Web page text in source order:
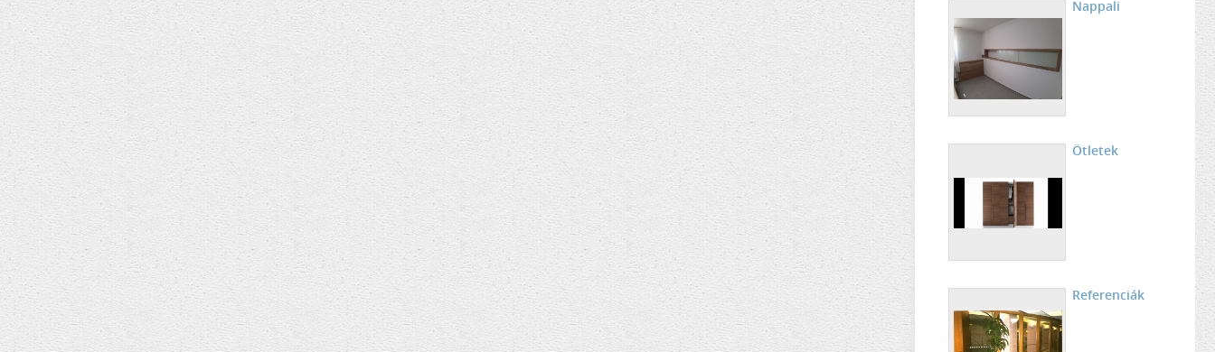
Nappali
Ötletek
Referenciák